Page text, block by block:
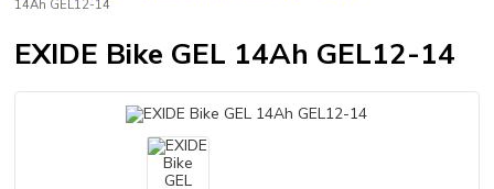
14Ah GEL12-14
EXIDE Bike GEL 14Ah GEL12-14